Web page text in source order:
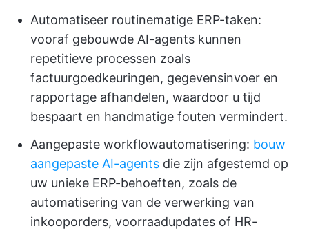
Automatiseer routinematige ERP-taken:
vooraf gebouwde AI-agents kunnen
repetitieve processen zoals
factuurgoedkeuringen, gegevensinvoer en
rapportage afhandelen, waardoor u tijd
bespaart en handmatige fouten vermindert.
Aangepaste workflowautomatisering: bouw
aangepaste AI-agents die zijn afgestemd op
uw unieke ERP-behoeften, zoals de
automatisering van de verwerking van
inkooporders, voorraadupdates of HR-